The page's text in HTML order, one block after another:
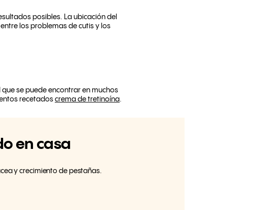
posibles. La ubicación del
los problemas de cutis y los
se puede encontrar en muchos
recetados crema de tretinoína.
en casa
y crecimiento de pestañas.